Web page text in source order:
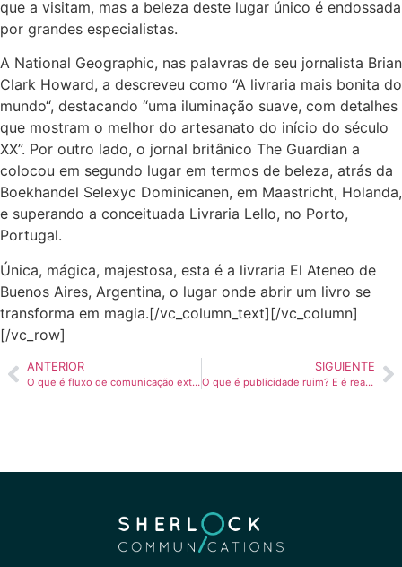
que a visitam, mas a beleza deste lugar único é endossada
por grandes especialistas.
A National Geographic, nas palavras de seu jornalista Brian
Clark Howard, a descreveu como “A livraria mais bonita do
mundo“, destacando “uma iluminação suave, com detalhes
que mostram o melhor do artesanato do início do século
XX”. Por outro lado, o jornal britânico The Guardian a
colocou em segundo lugar em termos de beleza, atrás da
Boekhandel Selexyc Dominicanen, em Maastricht, Holanda,
e superando a conceituada Livraria Lello, no Porto,
Portugal.
Única, mágica, majestosa, esta é a livraria El Ateneo de
Buenos Aires, Argentina, o lugar onde abrir um livro se
transforma em magia.[/vc_column_text][/vc_column]
[/vc_row]
ANTERIOR
O que é fluxo de comunicação externo e interno
SIGUIENTE
O que é publicidade ruim? E é realmente ruim?